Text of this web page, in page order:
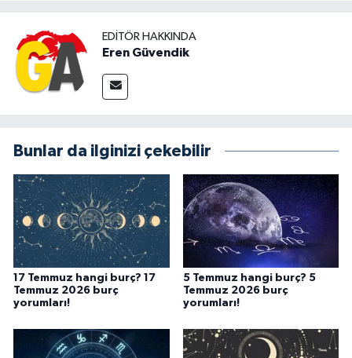
EDITÖR HAKKINDA
Eren Güvendik
Bunlar da ilginizi çekebilir
17 Temmuz hangi burç? 17
Temmuz 2026 burç
yorumları!
5 Temmuz hangi burç? 5
Temmuz 2026 burç
yorumları!